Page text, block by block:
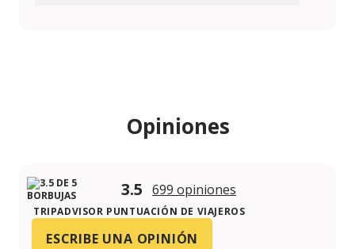
Opiniones
3.5 699 opiniones
TRIPADVISOR PUNTUACIÓN DE VIAJEROS
ESCRIBE UNA OPINIÓN